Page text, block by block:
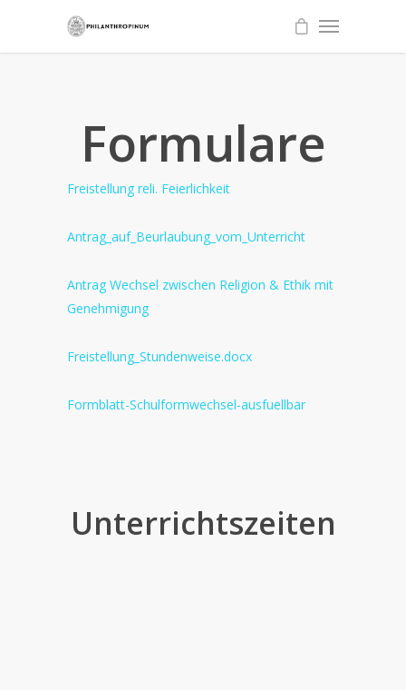
Formulare
Freistellung reli. Feierlichkeit
Antrag_auf_Beurlaubung_vom_Unterricht
Antrag Wechsel zwischen Religion & Ethik mit
Genehmigung
Freistellung_Stundenweise.docx
Formblatt-Schulformwechsel-ausfuellbar
Unterrichtszeiten